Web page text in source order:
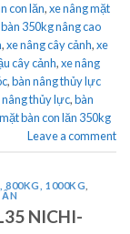
con lăn,xe nâng mặt
350kg nâng cao
,xe nâng cây cảnh,xe
cây cảnh,xe nâng
,bàn nâng thủy lực
nâng thủy lực,bàn
bàn con lăn 350kg
Leave a comment
800KG, 1000KG
NICHI-